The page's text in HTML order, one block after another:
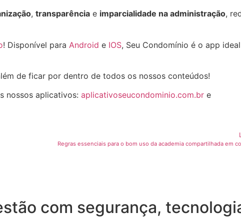
, transparência e imparcialidade na administração,
! Disponível para Android e IOS, Seu Condomínio é o app
de ficar por dentro de todos os nossos conteúdos!
nossos aplicativos: aplicativoseucondominio.com.br e
Regras essenciais para o bom uso da academia compartilhada em
com segurança,